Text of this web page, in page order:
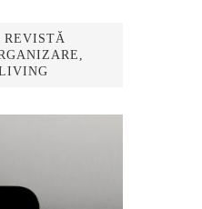
REVISTĂ